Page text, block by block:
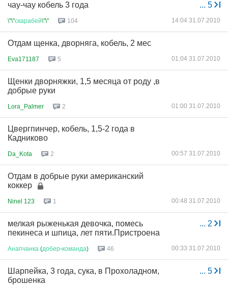
... 5
чау-чау кобель 3 года
\"\"скарабей\"\" 104 14:04 31.07.2010
Отдам щенка, дворняга, кобель, 2 мес
Eva171187 5 01:04 31.07.2010
Щенки дворняжки, 1,5 месяца от роду ,в
добрые руки
Lora_Palmer 2 01:00 31.07.2010
Цвергпинчер, кобель, 1,5-2 года в
Кадниково
Da_Kota 2 00:57 31.07.2010
Отдам в добрые руки американский
коккер
Ninel 123 1 00:48 31.07.2010
... 2
мелкая рыженькая девочка, помесь
пекинеса и шпица, лет пяти.Пристроена
Анапчанка (добер-команда) 46 00:33 31.07.2010
... 5
Шарпейка, 3 года, сука, в Прохоладном,
брошенка